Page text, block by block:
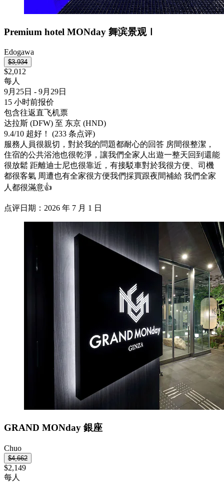
Premium hotel MONday 舞滨景观Ⅰ
Edogawa
$3,934
$2,012
每人
9月25日 - 9月29日
15 小时前报价
包含往返直飞机票
达拉斯 (DFW) 至 东京 (HND)
9.4/10 超好！ (233 条点评)
服務人員很親切，對於我的問題都耐心的回答 房間很整潔，
住宿的公共浴池也很乾淨，讓我們全家人出遊一整天回到還能
很放鬆 距離迪士尼也很靠近，有接駁車對於我很方便、司機
都很客氣 周遭也有全家很方便我們採買跟夜間補給 我們全家
人都很滿意👍
点评日期：2026 年 7 月 1 日
GRAND MONday 銀座
Chuo
$4,662
$2,149
每人